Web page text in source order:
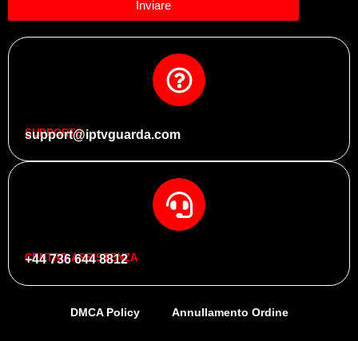
Inviare
SUPPORTO
support@iptvguarda.com
CENTRO ASSISTENZA
+44 736 644 8812
DMCA Policy Annullamento Ordine